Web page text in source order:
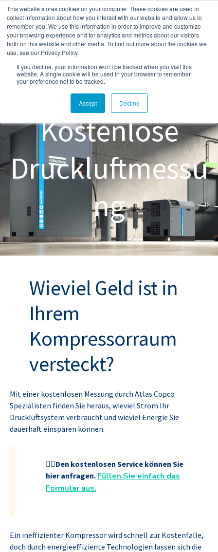
This website stores cookies on your computer. These cookies are used to
collect information about how you interact with our website and allow us to
remember you. We use this information in order to improve and customize
your browsing experience and for analytics and metrics about our visitors
both on this website and other media. To find out more about the cookies we
use, see our Privacy Policy.
If you decline, your information won’t be tracked when you visit this
website. A single cookie will be used in your browser to remember
your preference not to be tracked.
Accept Decline
Atlas Copco Kompressoren
Blog
Kostenlose
Druckluftmessu
ng
Wieviel Geld ist in
Ihrem
Kompressorraum
versteckt?
Mit einer kostenlosen Messung durch Atlas Copco
Spezialisten finden Sie heraus, wieviel Strom Ihr
Druckluftsystem verbraucht und wieviel Energie Sie
dauerhaft einsparen können.
👉🏽Den kostenlosen Service können Sie
hier anfragen. Füllen Sie einfach das
Formular aus.
Ein ineffizienter Kompressor wird schnell zur Kostenfalle,
doch durch energieeffiziente Technologien lassen sich die